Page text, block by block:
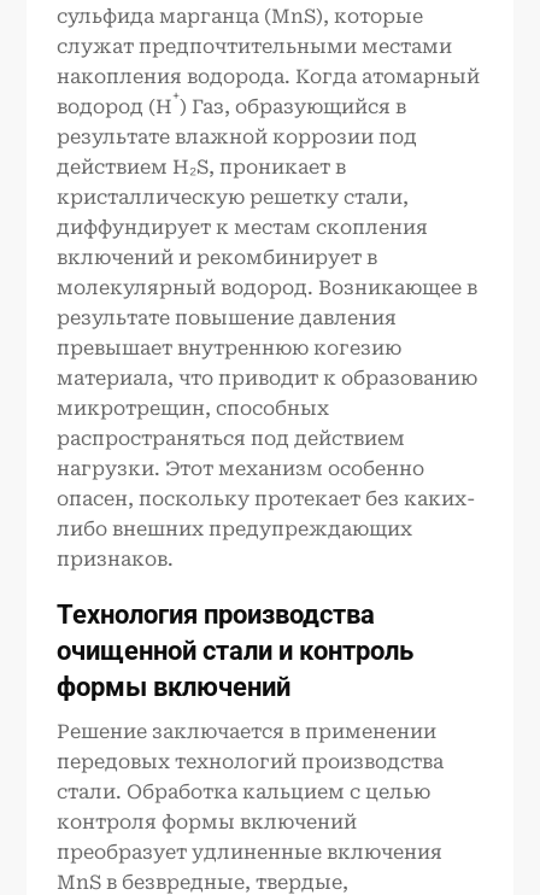
сульфида марганца (MnS), которые
служат предпочтительными местами
накопления водорода. Когда атомарный
водород (H+) Газ, образующийся в
результате влажной коррозии под
действием H₂S, проникает в
кристаллическую решетку стали,
диффундирует к местам скопления
включений и рекомбинирует в
молекулярный водород. Возникающее в
результате повышение давления
превышает внутреннюю когезию
материала, что приводит к образованию
микротрещин, способных
распространяться под действием
нагрузки. Этот механизм особенно
опасен, поскольку протекает без каких-
либо внешних предупреждающих
признаков.
Технология производства
очищенной стали и контроль
формы включений
Решение заключается в применении
передовых технологий производства
стали. Обработка кальцием с целью
контроля формы включений
преобразует удлиненные включения
MnS в безвредные, твердые,